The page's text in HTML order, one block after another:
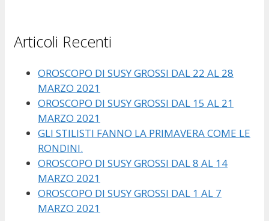
Articoli Recenti
OROSCOPO DI SUSY GROSSI DAL 22 AL 28
MARZO 2021
OROSCOPO DI SUSY GROSSI DAL 15 AL 21
MARZO 2021
GLI STILISTI FANNO LA PRIMAVERA COME LE
RONDINI.
OROSCOPO DI SUSY GROSSI DAL 8 AL 14
MARZO 2021
OROSCOPO DI SUSY GROSSI DAL 1 AL 7
MARZO 2021